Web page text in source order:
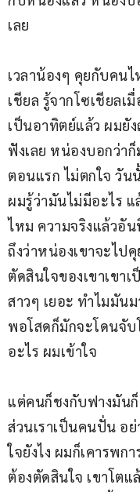
เลย
เวลาน้องๆ คุยกับคน
เชียล รู้จากโซเชียลเ
เป็นอาทิตย์แล้ว ผมยั
ฟังเลย หน่องบอกว่า
ตอนแรก ไม่ตกใจ วั
ผมรู้ว่ามันไม่มีอะไร แ
ไหม ความจริงแล้วอั
ถึงว่าหน่องเขาจะไป
ตัดสินใจของเขาเขา
สาวๆ เยอะ ทำไมมัน
พอโสดก็มักจะโดนจั
อะไร ผมเข้าใจ
แต่คนก็ชงกับฟางมัน
ส่วนเราเป็นคนปั่น อ
ใจยังไง ผมก็เคารพก
ต้องตัดสินใจ เขาโตแ